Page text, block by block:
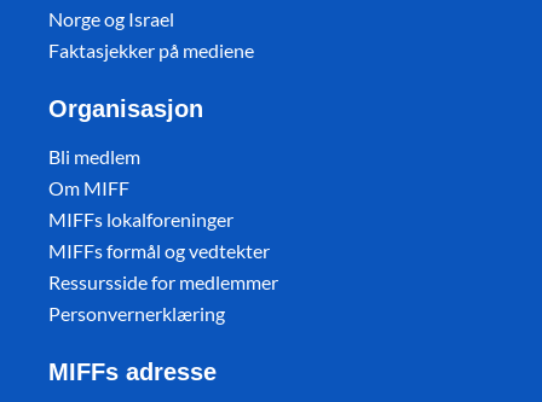
Norge og Israel
Faktasjekker på mediene
Organisasjon
Bli medlem
Om MIFF
MIFFs lokalforeninger
MIFFs formål og vedtekter
Ressursside for medlemmer
Personvernerklæring
MIFFs adresse